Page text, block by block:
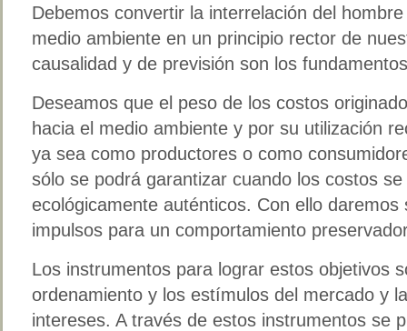
Debemos convertir la interrelación del
medio ambiente en un principio rector de
causalidad y de previsión son los
Deseamos que el peso de los costos
hacia el medio ambiente y por su utilización
ya sea como productores o como
sólo se podrá garantizar cuando los costos
ecológicamente auténticos. Con ello daremos
impulsos para un comportamiento
Los instrumentos para lograr estos objetivos
ordenamiento y los estímulos del mercado y
intereses. A través de estos instrumentos se